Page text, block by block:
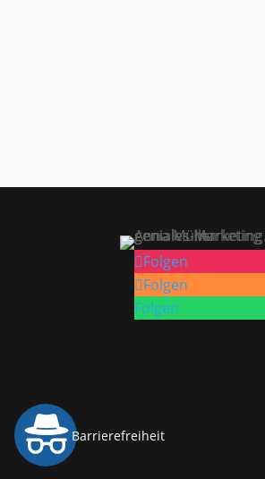
Folgen
Folgen
Folgen
Barrierefreiheit